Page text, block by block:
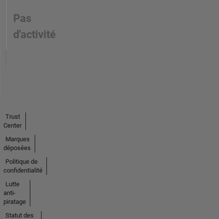
Pas
d'activité
Trust
Center
Marques
déposées
Politique de
confidentialité
Lutte
anti-
piratage
Statut des